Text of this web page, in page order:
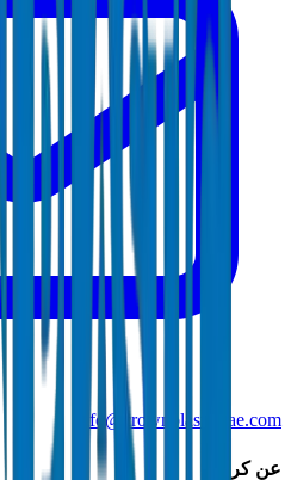
info@crownplasticuae.com
عن كراون